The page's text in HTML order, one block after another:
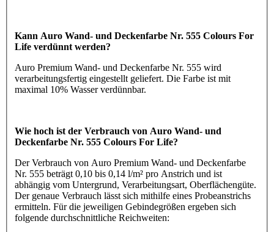
Kann Auro Wand- und Deckenfarbe Nr. 555 Colours For
Life verdünnt werden?
Auro Premium Wand- und Deckenfarbe Nr. 555 wird
verarbeitungsfertig eingestellt geliefert. Die Farbe ist mit
maximal 10% Wasser verdünnbar.
Wie hoch ist der Verbrauch von Auro Wand- und
Deckenfarbe Nr. 555 Colours For Life?
Der Verbrauch von Auro Premium Wand- und Deckenfarbe
Nr. 555 beträgt 0,10 bis 0,14 l/m² pro Anstrich und ist
abhängig vom Untergrund, Verarbeitungsart, Oberflächengüte.
Der genaue Verbrauch lässt sich mithilfe eines Probeanstrichs
ermitteln. Für die jeweiligen Gebindegrößen ergeben sich
folgende durchschnittliche Reichweiten: